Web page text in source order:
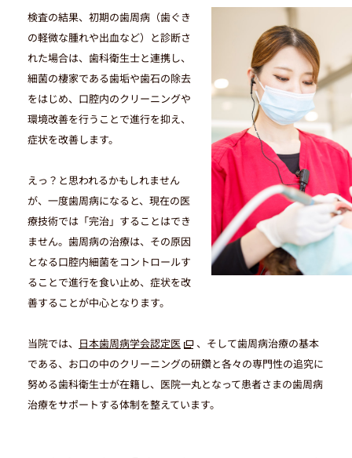
検査の結果、初期の歯周病（歯ぐき
の軽微な腫れや出血など）と診断さ
れた場合は、歯科衛生士と連携し、
細菌の棲家である歯垢や歯石の除去
をはじめ、口腔内のクリーニングや
環境改善を行うことで進行を抑え、
症状を改善します。
えっ？と思われるかもしれません
が、一度歯周病になると、現在の医
療技術では「完治」することはでき
ません。歯周病の治療は、その原因
となる口腔内細菌をコントロールす
ることで進行を食い止め、症状を改
善することが中心となります。
当院では、 日本歯周病学会認定医
、そして歯周病治療の基本
である、お口の中のクリーニングの研鑽と各々の専門性の追究に
努める歯科衛生士が在籍し、医院一丸となって患者さまの歯周病
治療をサポートする体制を整えています。